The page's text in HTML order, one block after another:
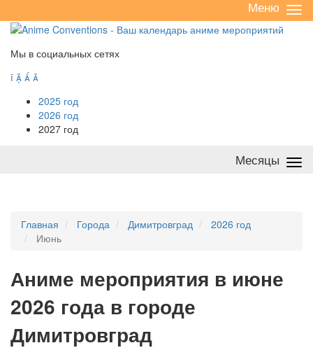
/
Меню
Мы в социальных сетях
   
2025 год
2026 год
2027 год
Месяцы
Главная Города Димитровград
2026 год
Июнь
Аниме мероприятия в июне
2026 года в городе
Димитровград